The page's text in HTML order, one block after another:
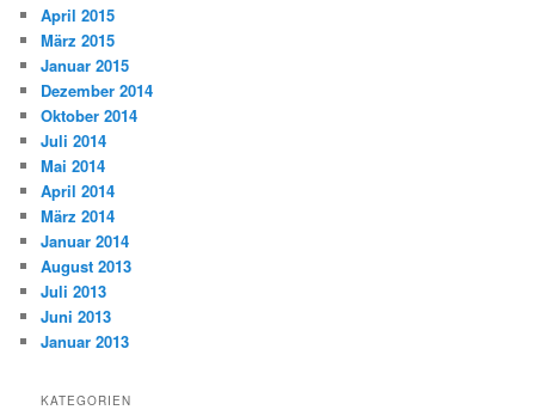
April 2015
März 2015
Januar 2015
Dezember 2014
Oktober 2014
Juli 2014
Mai 2014
April 2014
März 2014
Januar 2014
August 2013
Juli 2013
Juni 2013
Januar 2013
KATEGORIEN